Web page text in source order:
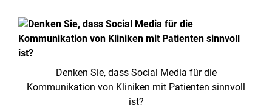
Denken Sie, dass Social Media für die
Kommunikation von Kliniken mit Patienten sinnvoll
ist?